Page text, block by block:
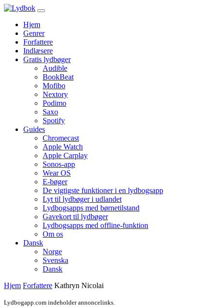
Hjem
Genrer
Forfattere
Indlæsere
Gratis lydbøger
Audible
BookBeat
Mofibo
Nextory
Podimo
Saxo
Spotify
Guides
Chromecast
Apple Watch
Apple Carplay
Sonos-app
Wear OS
E-bøger
De vigtigste funktioner i en lydbogsapp
Lyt til lydbøger i udlandet
Lydbogsapps med børnetilstand
Gavekort til lydbøger
Lydbogsapps med offline-funktion
Om os
Dansk
Norge
Svenska
Dansk
Hjem Forfattere Kathryn Nicolai
Lydbogapp.com indeholder annoncelinks.